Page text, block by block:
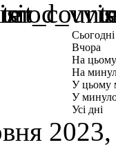
Сьогодні
Вчора
На
На
У цьому
У
Усі дні